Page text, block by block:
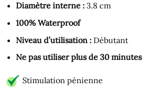
Diamètre interne :3.8 cm
100% Waterproof
Niveau d’utilisation :Débutant
Ne pas utiliser plus de 30 minutes
Stimulation pénienne